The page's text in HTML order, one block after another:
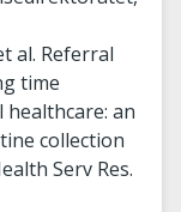
al. Referral
time
healthcare: an
collection
Serv Res.